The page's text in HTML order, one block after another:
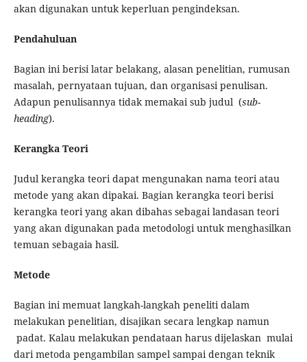
akan digunakan untuk keperluan pengindeksan.
Pendahuluan
Bagian ini berisi latar belakang, alasan penelitian, rumusan
masalah, pernyataan tujuan, dan organisasi penulisan.
Adapun penulisannya tidak memakai sub judul (sub-
heading).
Kerangka Teori
Judul kerangka teori dapat mengunakan nama teori atau
metode yang akan dipakai. Bagian kerangka teori berisi
kerangka teori yang akan dibahas sebagai landasan teori
yang akan digunakan pada metodologi untuk menghasilkan
temuan sebagaia hasil.
Metode
Bagian ini memuat langkah-langkah peneliti dalam
melakukan penelitian, disajikan secara lengkap namun
padat. Kalau melakukan pendataan harus dijelaskan mulai
dari metoda pengambilan sampel sampai dengan teknik